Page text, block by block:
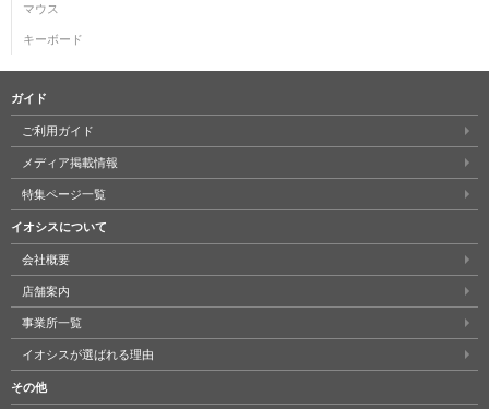
マウス
キーボード
ガイド
ご利用ガイド
メディア掲載情報
特集ページ一覧
イオシスについて
会社概要
店舗案内
事業所一覧
イオシスが選ばれる理由
その他